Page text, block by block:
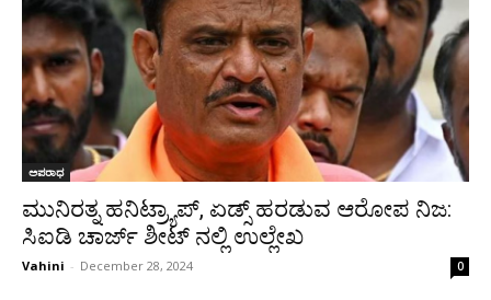
ಅಪರಾಧ
ಮುನಿರತ್ನ ಹನಿಟ್ರ್ಯಾಪ್, ಏಡ್ಸ್ ಹರಡುವ ಆರೋಪ ನಿಜ:
ಸಿಐಡಿ ಚಾರ್ಜ್ ಶೀಟ್ ನಲ್ಲಿ ಉಲ್ಲೇಖ
Vahini - December 28, 2024 0